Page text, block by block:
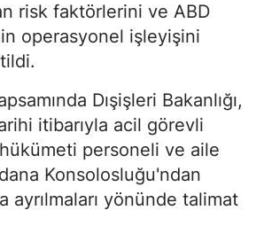
risk faktörlerini ve ABD
operasyonel işleyişini
Dışişleri Bakanlığı,
itibarıyla acil görevli
personeli ve aile
Konsolosluğu'ndan
ayrılmaları yönünde talimat